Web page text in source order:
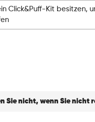
Click&Puff-Kit besitzen,
Sie nicht, wenn Sie nicht